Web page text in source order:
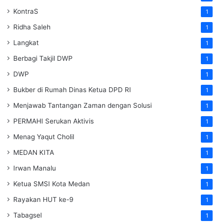
KontraS 1
Ridha Saleh 1
Langkat 1
Berbagi Takjil DWP 1
DWP 1
Bukber di Rumah Dinas Ketua DPD RI 1
Menjawab Tantangan Zaman dengan Solusi 1
PERMAHI Serukan Aktivis 1
Menag Yaqut Cholil 1
MEDAN KITA 1
Irwan Manalu 1
Ketua SMSI Kota Medan 1
Rayakan HUT ke-9 1
Tabagsel 1